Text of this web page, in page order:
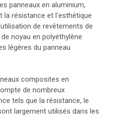
panneaux en aluminium,
la résistance et l'esthétique
de revêtements de
noyau en polyéthylène
légères du panneau
composites en
de nombreux
tels que la résistance, le
largement utilisés dans les